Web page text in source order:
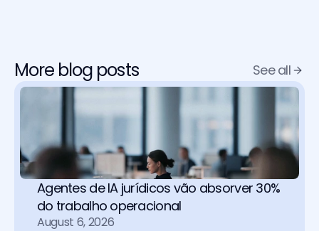
More blog posts See all
Agentes de IA jurídicos vão absorver 30%
do trabalho operacional
August 6, 2026